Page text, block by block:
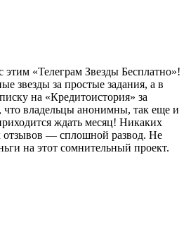
«Телеграм Звезды Бесплатно»!
звезды за простые задания, а в
на «Кредитоистория» за
что владельцы анонимны, так еще и
ждать месяц! Никаких
отзывов — сплошной развод. Не
на этот сомнительный проект.